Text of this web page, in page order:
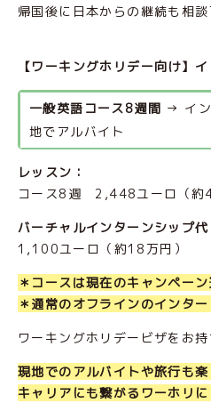
帰国後に日本からの継続も相談
【ワーキングホリデー向け】
一般英語コース8週間 → イ
地でアルバイト
レッスン：
コース8週 2,448ユーロ（約
バーチャルインターンシップ代
1,100ユーロ（約18万円）
＊コースは現在のキャンペー
＊通常のオフラインのインタ
ワーキングホリデービザをお
現地でのアルバイトや旅行も
キャリアにも繋がるワーホリ